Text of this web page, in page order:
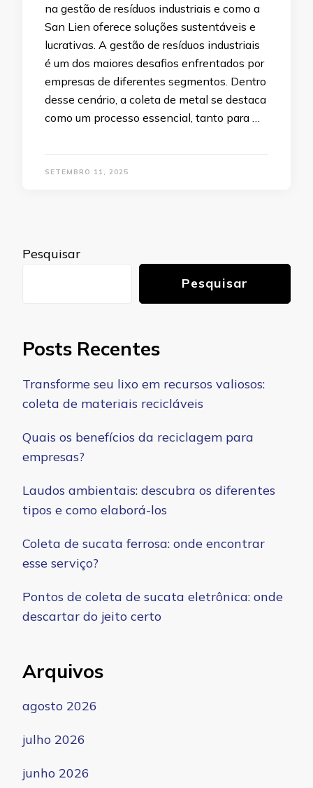
na gestão de resíduos industriais e como a
San Lien oferece soluções sustentáveis e
lucrativas. A gestão de resíduos industriais
é um dos maiores desafios enfrentados por
empresas de diferentes segmentos. Dentro
desse cenário, a coleta de metal se destaca
como um processo essencial, tanto para …
SETEMBRO 11, 2025
Pesquisar
Pesquisar
Posts Recentes
Transforme seu lixo em recursos valiosos:
coleta de materiais recicláveis
Quais os benefícios da reciclagem para
empresas?
Laudos ambientais: descubra os diferentes
tipos e como elaborá-los
Coleta de sucata ferrosa: onde encontrar
esse serviço?
Pontos de coleta de sucata eletrônica: onde
descartar do jeito certo
Arquivos
agosto 2026
julho 2026
junho 2026